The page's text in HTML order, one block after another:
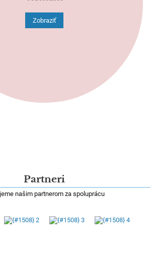
Zobraziť
Partneri
našim partnerom za spoluprácu